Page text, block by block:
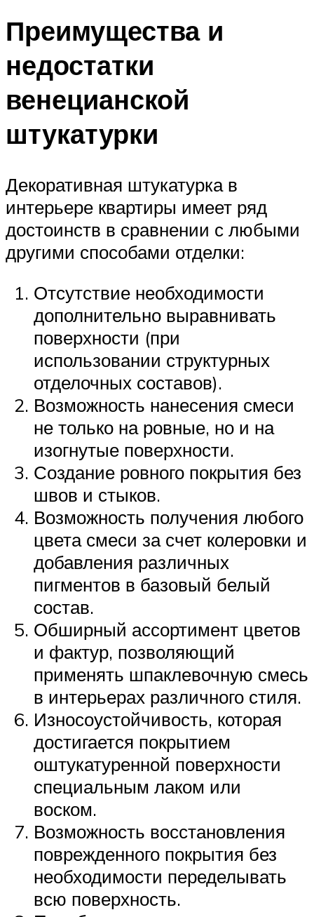
Преимущества и
недостатки
венецианской
штукатурки
Декоративная штукатурка в
интерьере квартиры имеет ряд
достоинств в сравнении с любыми
другими способами отделки:
Отсутствие необходимости
дополнительно выравнивать
поверхности (при
использовании структурных
отделочных составов).
Возможность нанесения смеси
не только на ровные, но и на
изогнутые поверхности.
Создание ровного покрытия без
швов и стыков.
Возможность получения любого
цвета смеси за счет колеровки и
добавления различных
пигментов в базовый белый
состав.
Обширный ассортимент цветов
и фактур, позволяющий
применять шпаклевочную смесь
в интерьерах различного стиля.
Износоустойчивость, которая
достигается покрытием
оштукатуренной поверхности
специальным лаком или
воском.
Возможность восстановления
поврежденного покрытия без
необходимости переделывать
всю поверхность.